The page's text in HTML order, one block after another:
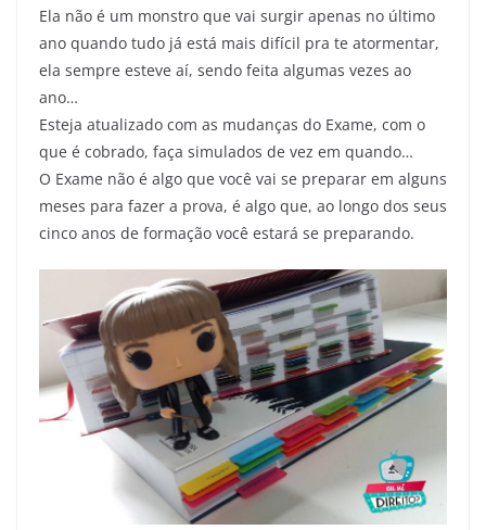
Ela não é um monstro que vai surgir apenas no último
ano quando tudo já está mais difícil pra te atormentar,
ela sempre esteve aí, sendo feita algumas vezes ao
ano…
Esteja atualizado com as mudanças do Exame, com o
que é cobrado, faça simulados de vez em quando…
O Exame não é algo que você vai se preparar em alguns
meses para fazer a prova, é algo que, ao longo dos seus
cinco anos de formação você estará se preparando.